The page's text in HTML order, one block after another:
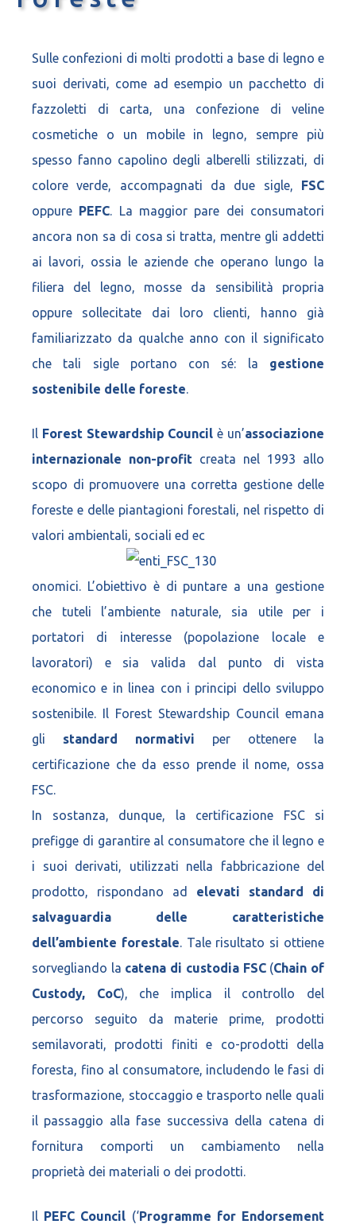
Sulle confezioni di molti prodotti a base di legno e
suoi derivati, come ad esempio un pacchetto di
fazzoletti di carta, una confezione di veline
cosmetiche o un mobile in legno, sempre più
spesso fanno capolino degli alberelli stilizzati, di
colore verde, accompagnati da due sigle, FSC
oppure PEFC. La maggior pare dei consumatori
ancora non sa di cosa si tratta, mentre gli addetti
ai lavori, ossia le aziende che operano lungo la
filiera del legno, mosse da sensibilità propria
oppure sollecitate dai loro clienti, hanno già
familiarizzato da qualche anno con il significato
che tali sigle portano con sé: la gestione
sostenibile delle foreste.
Il Forest Stewardship Council è un’associazione
internazionale non-profit creata nel 1993 allo
scopo di promuovere una corretta gestione delle
foreste e delle piantagioni forestali, nel rispetto di
valori ambientali, sociali ed ec
onomici. L’obiettivo è di puntare a una gestione
che tuteli l’ambiente naturale, sia utile per i
portatori di interesse (popolazione locale e
lavoratori) e sia valida dal punto di vista
economico e in linea con i principi dello sviluppo
sostenibile. Il Forest Stewardship Council emana
gli standard normativi per ottenere la
certificazione che da esso prende il nome, ossa
FSC.
In sostanza, dunque, la certificazione FSC si
prefigge di garantire al consumatore che il legno e
i suoi derivati, utilizzati nella fabbricazione del
prodotto, rispondano ad elevati standard di
salvaguardia
delle caratteristiche
dell’ambiente forestale. Tale risultato si ottiene
sorvegliando la catena di custodia FSC(Chain of
Custody, CoC), che implica il controllo del
percorso seguito da materie prime, prodotti
semilavorati, prodotti finiti e co-prodotti della
foresta, fino al consumatore, includendo le fasi di
trasformazione, stoccaggio e trasporto nelle quali
il passaggio alla fase successiva della catena di
fornitura comporti un cambiamento nella
proprietà dei materiali o dei prodotti.
Il PEFC Council (‘Programme for Endorsement